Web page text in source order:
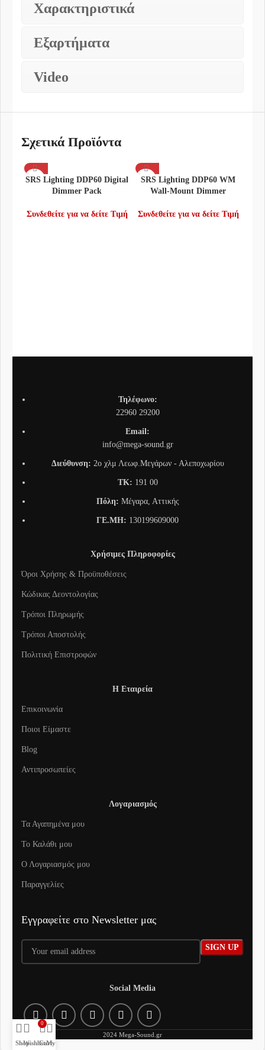
Χαρακτηριστικά
Εξαρτήματα
Video
Σχετικά Προϊόντα
SRS Lighting DDP60 Digital
Dimmer Pack
Συνδεθείτε για να δείτε Τιμή
SRS Lighting DDP60 WM
Wall-Mount Dimmer
Συνδεθείτε για να δείτε Τιμή
Τηλέφωνο:
22960 29200
Email:
info@mega-sound.gr
Διεύθυνση: 2o χλμ Λεωφ.Μεγάρων - Αλεποχωρίου
TK: 191 00
Πόλη: Μέγαρα, Αττικής
ΓΕ.ΜΗ: 130199609000
Χρήσιμες Πληροφορίες
Όροι Χρήσης & Προϋποθέσεις
Κώδικας Δεοντολογίας
Τρόποι Πληρωμής
Τρόποι Αποστολής
Πολιτική Επιστροφών
Η Εταιρεία
Επικοινωνία
Ποιοι Είμαστε
Blog
Αντιπροσωπείες
Λογαριασμός
Τα Αγαπημένα μου
To Καλάθι μου
Ο Λογαριασμός μου
Παραγγελίες
Εγγραφείτε στο Newsletter μας
Social Media
2024 Mega-Sound.gr
ShopWishlist
0
CartMy account